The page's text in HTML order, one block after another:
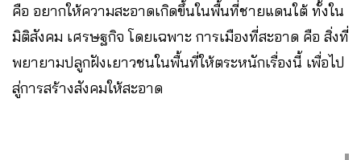
คือ อยากให้ความสะอาดเกิดขึ้นในพื้นที่ชายแดนใต้ ทั้งใน
มิติสังคม เศรษฐกิจ โดยเฉพาะ การเมืองที่สะอาด คือ สิ่งที่
พยายามปลูกฝังเยาวชนในพื้นที่ให้ตระหนักเรื่องนี้ เพื่อไป
สู่การสร้างสังคมให้สะอาด